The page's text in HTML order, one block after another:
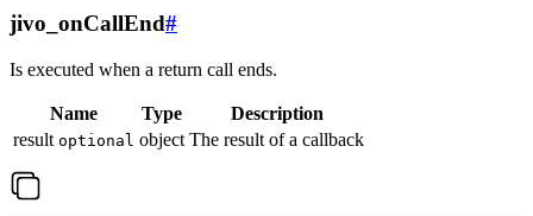
jivo_onCallEnd#
Is executed when a return call ends.
Name Type
Description
result optional object The result of a callback